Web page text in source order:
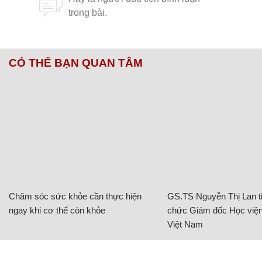
CÓ THỂ BẠN QUAN TÂM
Chăm sóc sức khỏe cần thực hiện
ngay khi cơ thể còn khỏe
GS.TS Nguyễn Thị Lan
chức Giám đốc Học
Việt Nam